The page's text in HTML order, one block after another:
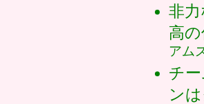
非
高
アム
チ
ン